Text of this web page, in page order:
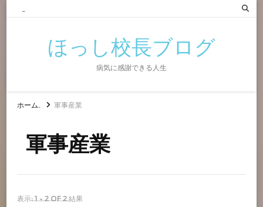
ほっし校長ブログ
病気に感謝できる人生
ホーム 軍事産業
軍事産業
表示: 1 - 2 of 2 結果